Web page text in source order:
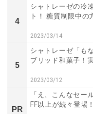
4
シャトレーゼの冷
ト！ 糖質制限中の
2023/03/14
5
シャトレーゼ「も
ブリッド和菓子！
2023/03/12
PR
「え、こんなセー
FF以上が続々登場